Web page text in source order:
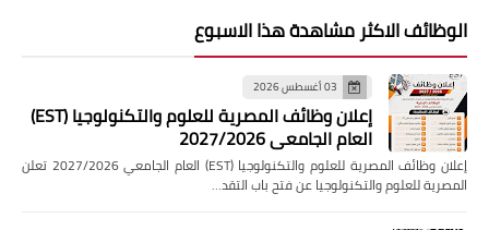
الوظائف الاكثر مشاهدة هذا الاسبوع
03 أغسطس 2026
إعلان وظائف المصرية للعلوم والتكنولوجيا (EST)
العام الجامعي 2027/2026
إعلان وظائف المصرية للعلوم والتكنولوجيا (EST) العام الجامعي 2027/2026 تعلن
المصرية للعلوم والتكنولوجيا عن فتح باب التقد…